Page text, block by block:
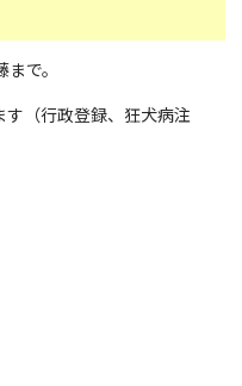
で。
（行政登録、狂犬病注